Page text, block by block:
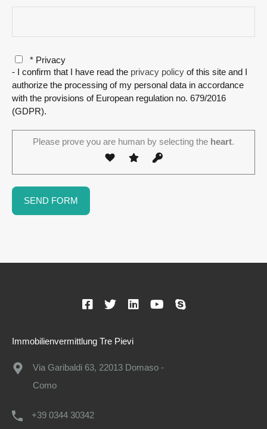
* Privacy
- I confirm that I have read the privacy policy of this site and I
authorize the processing of my personal data in accordance
with the provisions of European regulation no. 679/2016
(GDPR).
Please prove you are human by selecting the heart.
Immobilienvermittlung Tre Pievi
Via Garibaldi 63, 22013 Domaso -
Como
+39 0344 30342